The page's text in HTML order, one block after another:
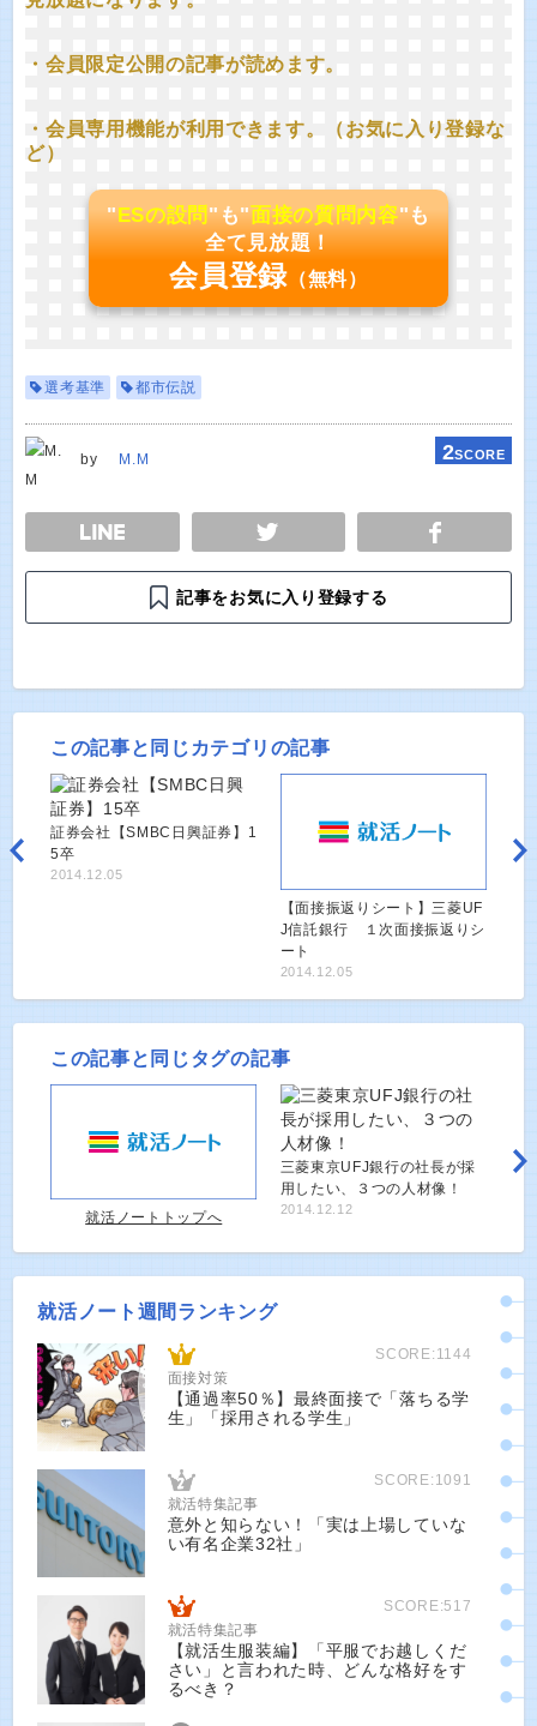
・会員限定公開の記事が読めます。
・会員専用機能が利用できます。（お気に入り登録な
ど）
"ESの設問"も"面接の質問内容"も
全て見放題！
会員登録 （無料）
選考基準 都市伝説
by M.M 2SCORE
TWEET
記事をお気に入り登録する
この記事と同じカテゴリの記事
証券会社【SMBC日興証券】1
5卒
2014.12.05
【面接振返りシート】三菱UF
J信託銀行 １次面接振返りシ
ート
2014.12.05
この記事と同じタグの記事
就活ノートトップへ
三菱東京UFJ銀行の社長が採
用したい、３つの人材像！
2014.12.12
就活ノート週間ランキング
SCORE:1144
面接対策
【通過率50％】最終面接で「落ちる学
生」「採用される学生」
SCORE:1091
就活特集記事
意外と知らない！「実は上場していな
い有名企業32社」
SCORE:517
就活特集記事
【就活生服装編】「平服でお越しくだ
さい」と言われた時、どんな格好をす
るべき？